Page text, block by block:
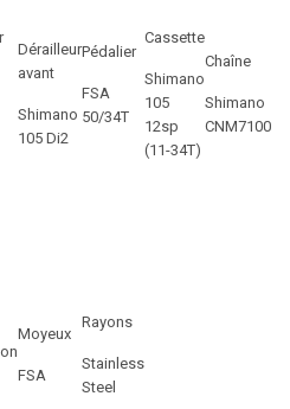
Dérailleur
avant
Shimano
105 Di2
Pédalier
FSA
50/34T
Cassette
Shimano
105
12sp
(11-34T)
Chaîne
Shimano
CNM7100
Moyeux
FSA
Rayons
Stainless
Steel